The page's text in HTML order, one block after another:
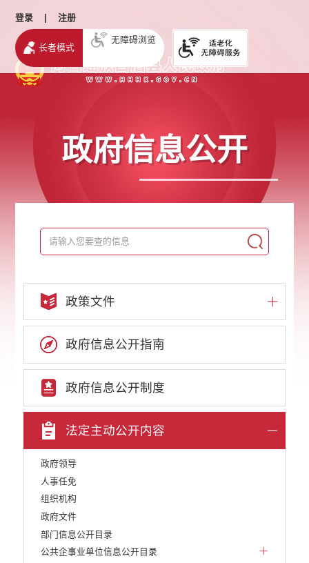
登录 | 注册
长者模式
无障碍浏览
政府信息公开
政策文件
政府信息公开指南
政府信息公开制度
法定主动公开内容
政府领导
人事任免
组织机构
政府文件
部门信息公开目录
公共企事业单位信息公开目录